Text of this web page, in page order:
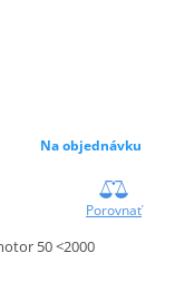
Na objednávku
Porovnať
50 <2000